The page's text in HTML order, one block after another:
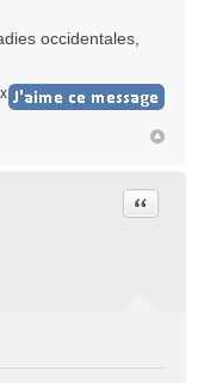
occidentales,
x
Citer